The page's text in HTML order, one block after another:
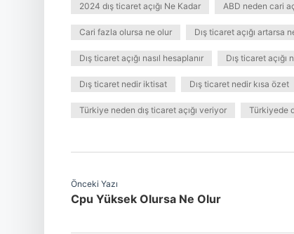
2024 dış ticaret açığı Ne Kadar ABD neden cari
Cari fazla olursa ne olur Dış ticaret açığı artarsa
Dış ticaret açığı nasıl hesaplanır Dış ticaret açığı
Dış ticaret nedir iktisat Dış ticaret nedir kısa özet
Türkiye neden dış ticaret açığı veriyor Türkiyede
Önceki Yazı
Cpu Yüksek Olursa Ne Olur